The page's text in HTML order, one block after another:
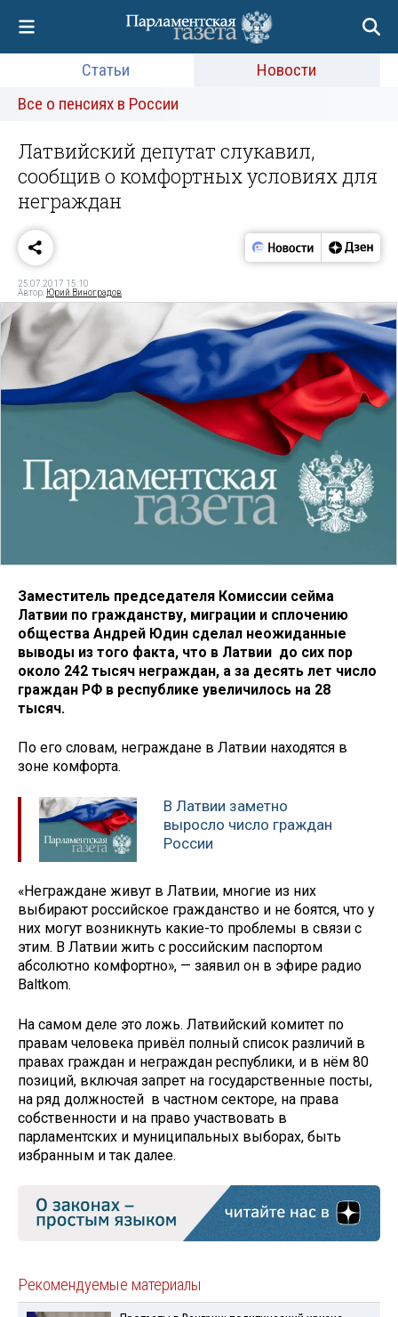
Статьи
Новости
Все о пенсиях в России
Латвийский депутат слукавил,
сообщив о комфортных условиях для
неграждан
25.07.2017 15:10
Автор: Юрий Виноградов
Заместитель председателя Комиссии сейма
Латвии по гражданству, миграции и сплочению
общества Андрей Юдин сделал неожиданные
выводы из того факта, что в Латвии до сих пор
около 242 тысяч неграждан, а за десять лет число
граждан РФ в республике увеличилось на 28
тысяч.
По его словам, неграждане в Латвии находятся в
зоне комфорта.
В Латвии заметно
выросло число граждан
России
«Неграждане живут в Латвии, многие из них
выбирают российское гражданство и не боятся, что у
них могут возникнуть какие-то проблемы в связи с
этим. В Латвии жить с российским паспортом
абсолютно комфортно», — заявил он в эфире радио
Baltkom.
На самом деле это ложь. Латвийский комитет по
правам человека привёл полный список различий в
правах граждан и неграждан республики, и в нём 80
позиций, включая запрет на государственные посты,
на ряд должностей в частном секторе, на права
собственности и на право участвовать в
парламентских и муниципальных выборах, быть
избранным и так далее.
Рекомендуемые материалы